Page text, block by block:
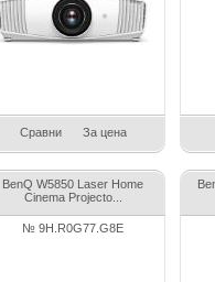
Сравни За цена
BenQ W5850 Laser Home
Cinema Projecto...
№ 9H.R0G77.G8E